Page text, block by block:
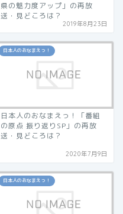
県の魅力度アップ」の再放
送・見どころは？
2019年8月23日
日本人のおなまえっ！
日本人のおなまえっ！「番組
の原点 振り返りSP」の再放
送・見どころは？
2020年7月9日
日本人のおなまえっ！